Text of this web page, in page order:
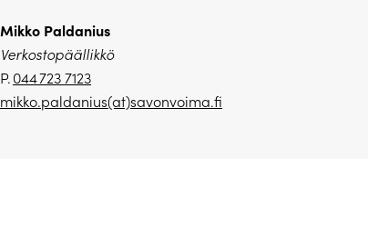
Mikko Paldanius
Verkostopäällikkö
P.044 723 7123
mikko.paldanius(at)savonvoima.fi